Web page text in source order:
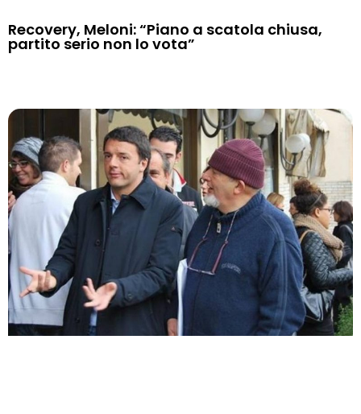
Recovery, Meloni: “Piano a scatola chiusa,
partito serio non lo vota”